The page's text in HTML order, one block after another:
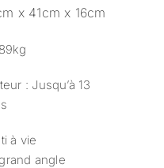
x 41cm x 16cm
: Jusqu’à 13
à vie
angle